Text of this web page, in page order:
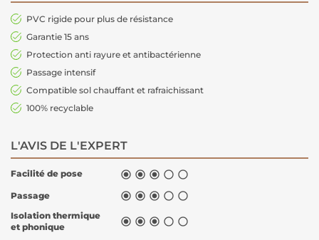
PVC rigide pour plus de résistance
Garantie 15 ans
Protection anti rayure et antibactérienne
Passage intensif
Compatible sol chauffant et rafraichissant
100% recyclable
L'AVIS DE L'EXPERT
Facilité de pose     
Passage     
Isolation thermique
et phonique
    